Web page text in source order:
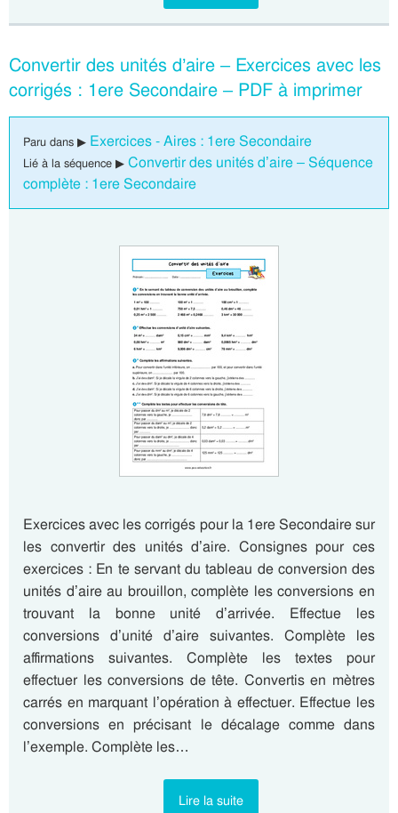
Convertir des unités d’aire – Exercices avec les
corrigés : 1ere Secondaire – PDF à imprimer
Paru dans ▶ Exercices - Aires : 1ere Secondaire
Lié à la séquence ▶ Convertir des unités d’aire – Séquence
complète : 1ere Secondaire
Exercices avec les corrigés pour la 1ere Secondaire sur
les convertir des unités d’aire. Consignes pour ces
exercices : En te servant du tableau de conversion des
unités d’aire au brouillon, complète les conversions en
trouvant la bonne unité d’arrivée. Effectue les
conversions d’unité d’aire suivantes. Complète les
affirmations suivantes. Complète les textes pour
effectuer les conversions de tête. Convertis en mètres
carrés en marquant l’opération à effectuer. Effectue les
conversions en précisant le décalage comme dans
l’exemple. Complète les…
Lire la suite